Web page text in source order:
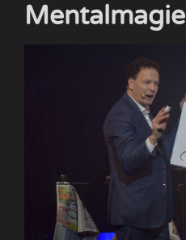
Mentalmagie